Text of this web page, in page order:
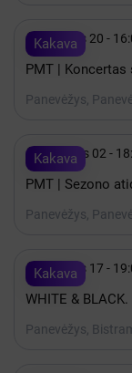
Kakava
 Gruodis 20 -
PMT | Koncertas
Panevėžys,
Kakava
 Rugsėjis 02 -
PMT | Sezono
Panevėžys,
Kakava
 Gruodis 17 -
WHITE &
Panevėžys,